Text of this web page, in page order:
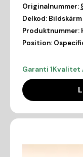
Originalnummer:
Delkod: Bildskärm
Produktnummer:
Position:
Garanti 1Kvalitet